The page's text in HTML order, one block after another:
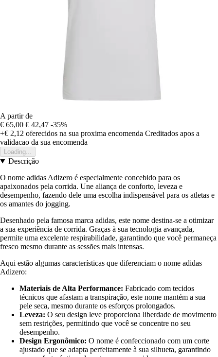
A partir de
€ 65,00 € 42,47 -35%
+€ 2,12 oferecidos na sua proxima encomenda Creditados apos a
validacao da sua encomenda
Loading...
Descrição
O nome adidas Adizero é especialmente concebido para os
apaixonados pela corrida. Une aliança de conforto, leveza e
desempenho, fazendo dele uma escolha indispensável para os atletas e
os amantes do jogging.
Desenhado pela famosa marca adidas, este nome destina-se a otimizar
a sua experiência de corrida. Graças à sua tecnologia avançada,
permite uma excelente respirabilidade, garantindo que você permaneça
fresco mesmo durante as sessões mais intensas.
Aqui estão algumas características que diferenciam o nome adidas
Adizero:
Materiais de Alta Performance: Fabricado com tecidos
técnicos que afastam a transpiração, este nome mantém a sua
pele seca, mesmo durante os esforços prolongados.
Leveza: O seu design leve proporciona liberdade de movimento
sem restrições, permitindo que você se concentre no seu
desempenho.
Design Ergonômico: O nome é confeccionado com um corte
ajustado que se adapta perfeitamente à sua silhueta, garantindo